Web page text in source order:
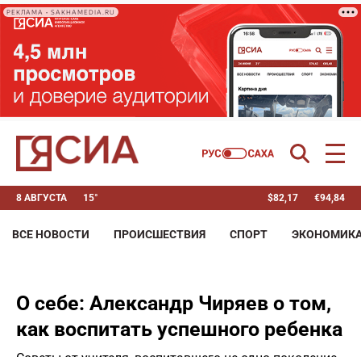
РЕКЛАМА • SAKHAMEDIA.RU
8 АВГУСТА 15° $82,17 €94,84
ВСЕ НОВОСТИ ПРОИСШЕСТВИЯ СПОРТ
О себе: Александр Чиряев о том,
как воспитать успешного ребенка